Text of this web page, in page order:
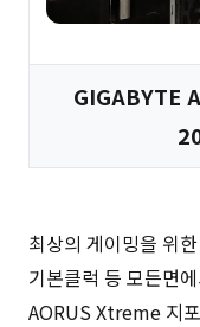
GIGABYTE
최상의 게이밍을 위
기본클럭 등 모든면
AORUS Xtreme 지